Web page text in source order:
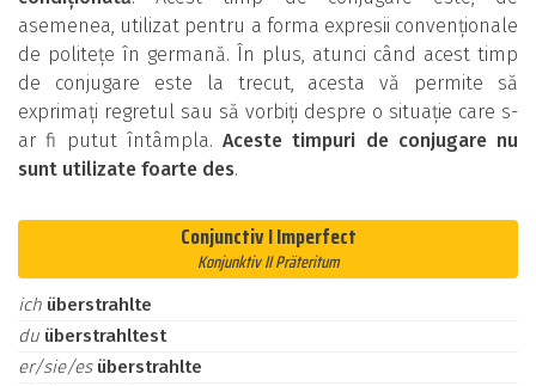
asemenea, utilizat pentru a forma expresii convenționale
de politețe în germană. În plus, atunci când acest timp
de conjugare este la trecut, acesta vă permite să
exprimați regretul sau să vorbiți despre o situație care s-
ar fi putut întâmpla. Aceste timpuri de conjugare nu
sunt utilizate foarte des.
Conjunctiv I Imperfect
Konjunktiv II Präteritum
ich überstrahlte
du überstrahltest
er/sie/es überstrahlte